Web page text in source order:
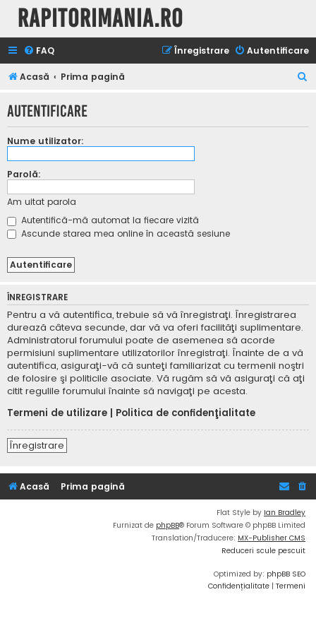
Rapitorimania.ro
FAQ Autentificare
Înregistrare
Acasă Prima pagină
t
Autentificare
Nume utilizator:
Parolă:
Am uitat parola
Autentifică-mă automat la fiecare vizită
Ascunde starea mea online în această sesiune
ÎNREGISTRARE
Pentru a vă autentifica, trebuie să vă înregistraţi. Înregistrarea
durează câteva secunde, dar vă va oferi facilităţi suplimentare.
Administratorul forumului poate de asemenea să acorde
permisiuni suplimentare utilizatorilor înregistraţi. Înainte de a vă
autentifica, asiguraţi-vă că sunteţi familiarizat cu termenii noştri
de folosire şi politicile asociate. Vă rugăm să vă asiguraţi că aţi
citit regulile forumului înainte să navigaţi pe acesta.
Termeni de utilizare
Politica de confidenţialitate
Înregistrare
Acasă Prima pagină
Flat Style by Ian Bradley
Furnizat de phpBB® Forum Software © phpBB Limited
Translation/Traducere: MX-Publisher CMS
Reduceri scule pescuit
Optimized by: phpBB SEO
Confidențialitate | Termeni